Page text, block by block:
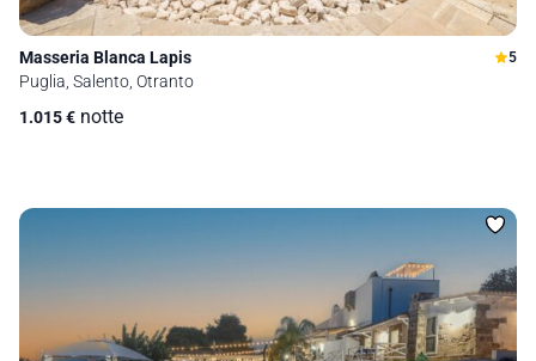
Masseria Blanca Lapis 5
Puglia, Salento, Otranto
1.015€ notte